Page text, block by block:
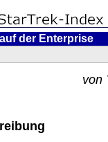
der Enterprise
von